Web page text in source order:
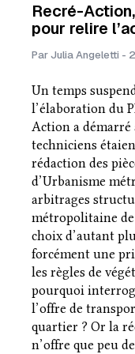
Recré-
pour relire
Par Julia Angeletti -
Un temps
l’élaboration du
Action a démarré
techniciens
rédaction des
d’Urbanisme
arbitrages
métropolitaine de
choix d’autant
forcément une
les règles de
pourquoi
l’offre de
quartier ? Or la
n’offre que peu